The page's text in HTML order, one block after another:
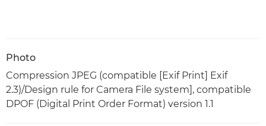
Photo
Compression JPEG (compatible [Exif Print] Exif
2.3)/Design rule for Camera File system], compatible
DPOF (Digital Print Order Format) version 1.1